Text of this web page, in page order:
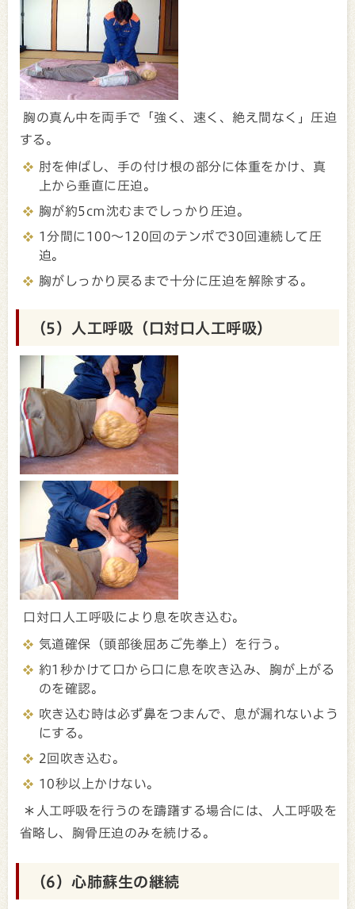
胸の真ん中を両手で「強く、速く、絶え間なく」圧迫
する。
肘を伸ばし、手の付け根の部分に体重をかけ、真
上から垂直に圧迫。
胸が約5cm沈むまでしっかり圧迫。
1分間に100～120回のテンポで30回連続して圧
迫。
胸がしっかり戻るまで十分に圧迫を解除する。
（5）人工呼吸（口対口人工呼吸）
口対口人工呼吸により息を吹き込む。
気道確保（頭部後屈あご先拳上）を行う。
約1秒かけて口から口に息を吹き込み、胸が上がる
のを確認。
吹き込む時は必ず鼻をつまんで、息が漏れないよう
にする。
2回吹き込む。
10秒以上かけない。
＊人工呼吸を行うのを躊躇する場合には、人工呼吸を
省略し、胸骨圧迫のみを続ける。
（6）心肺蘇生の継続